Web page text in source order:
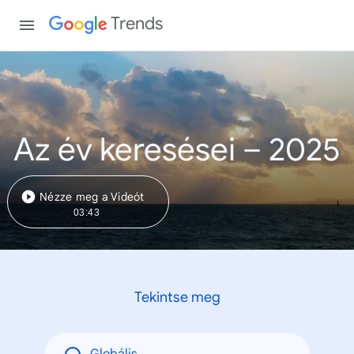
Trends
Az év keresései – 2025
Nézze meg a Videót
03:43
Tekintse meg